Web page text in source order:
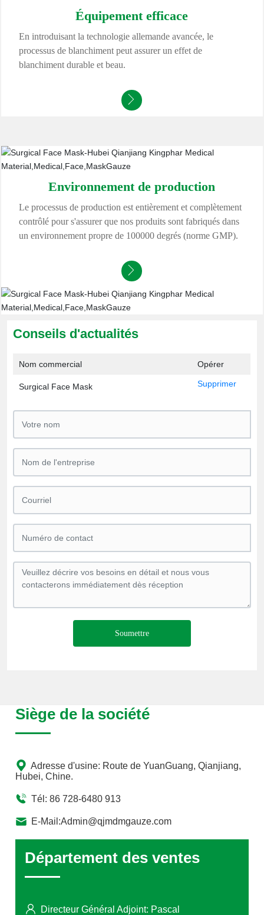
Équipement efficace
En introduisant la technologie allemande avancée, le
processus de blanchiment peut assurer un effet de
blanchiment durable et beau.
Environnement de production
Le processus de production est entièrement et complètement
contrôlé pour s'assurer que nos produits sont fabriqués dans
un environnement propre de 100000 degrés (norme GMP).
Conseils d'actualités
Nom commercial Opérer
Surgical Face Mask Supprimer
Soumettre
Siège de la société
Adresse d'usine: Route de YuanGuang, Qianjiang,
Hubei, Chine.
Tél: 86 728-6480 913
E-Mail:Admin@qjmdmgauze.com
Département des ventes
Directeur Général Adjoint: Pascal